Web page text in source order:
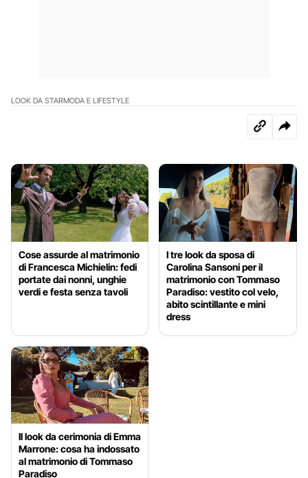
LOOK DA STARMODA E LIFESTYLE
Cose assurde al matrimonio
di Francesca Michielin: fedi
portate dai nonni, unghie
verdi e festa senza tavoli
I tre look da sposa di
Carolina Sansoni per il
matrimonio con Tommaso
Paradiso: vestito col velo,
abito scintillante e mini
dress
Il look da cerimonia di Emma
Marrone: cosa ha indossato
al matrimonio di Tommaso
Paradiso